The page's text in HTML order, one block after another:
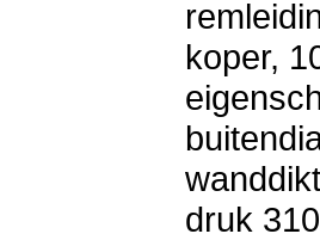
koper,
druk